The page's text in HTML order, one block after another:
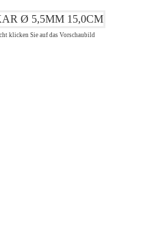
klicken Sie auf das Vorschaubild